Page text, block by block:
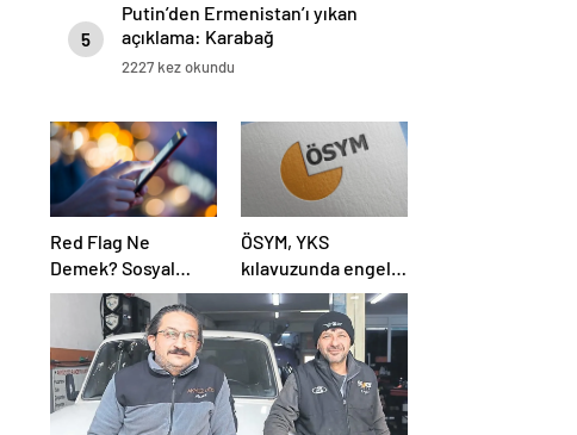
5
Putin’den Ermenistan’ı yıkan
açıklama: Karabağ
Azerbaycan’ın ayrılmaz bir
2227 kez okundu
Red Flag Ne
Demek? Sosyal
Medyada Red Flag
Ne Anlama Gelir?
ÖSYM, YKS
kılavuzunda engelli
adaylara ilişkin
sağlık şartlarını
güncelledi